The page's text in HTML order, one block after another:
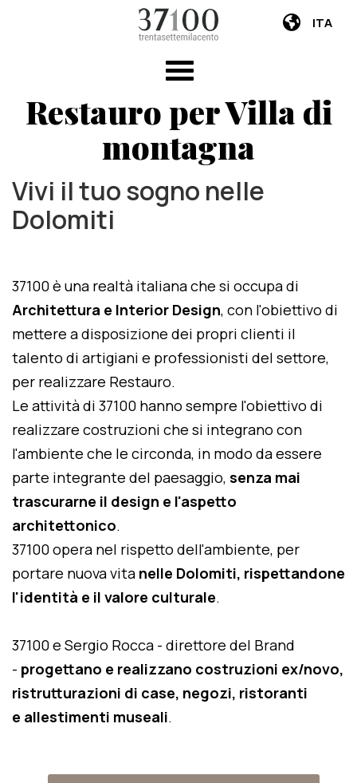
ITA
Restauro per Villa di
montagna
Vivi il tuo sogno nelle
Dolomiti
37100 è una realtà italiana che si occupa di
Architettura e Interior Design, con l'obiettivo di
mettere a disposizione dei propri clienti il
talento di artigiani e professionisti del settore,
per realizzare Restauro.
Le attività di 37100 hanno sempre l'obiettivo di
realizzare costruzioni che si integrano con
l'ambiente che le circonda, in modo da essere
parte integrante del paesaggio, senza mai
trascurarne il design e l'aspetto
architettonico.
37100 opera nel rispetto dell'ambiente, per
portare nuova vita nelle Dolomiti, rispettandone
l'identità e il valore culturale.
37100 e Sergio Rocca - direttore del Brand
- progettano e realizzano costruzioni ex/novo,
ristrutturazioni di case, negozi, ristoranti
e allestimenti museali.